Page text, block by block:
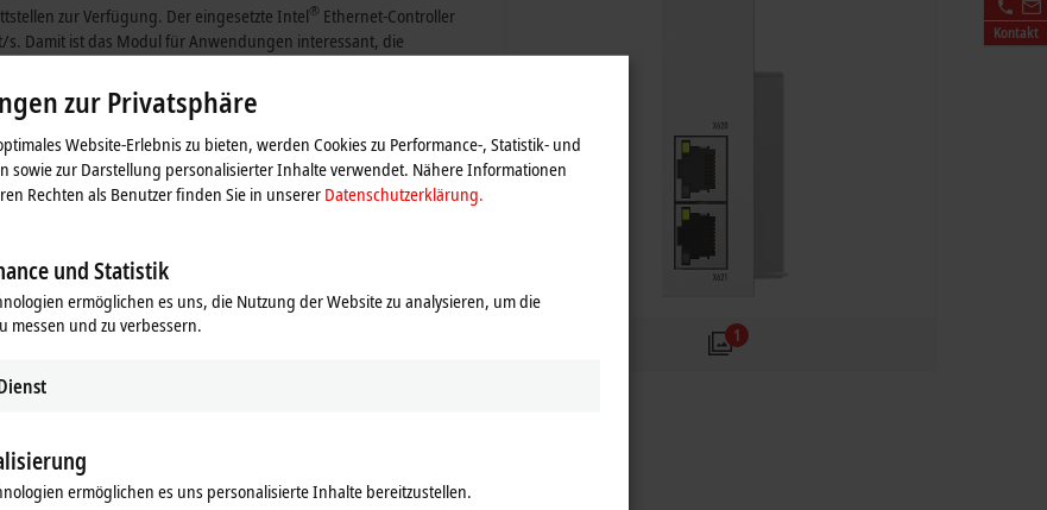
Kontakt
1
zur Verfügung. Der eingesetzte Intel® Ethernet-Controller
Damit ist das Modul für Anwendungen interessant, die
Ergänzende Produkte
zur Privatsphäre
Website-Erlebnis zu bieten, werden Cookies zu Performance-, Statistik- und
sowie zur Darstellung personalisierter Inhalte verwendet. Nähere Informationen
Rechten als Benutzer finden Sie in unserer Datenschutzerklärung.
und Statistik
ermöglichen es uns, die Nutzung der Website zu analysieren, um die
messen und zu verbessern.
ermöglichen es uns personalisierte Inhalte bereitzustellen.